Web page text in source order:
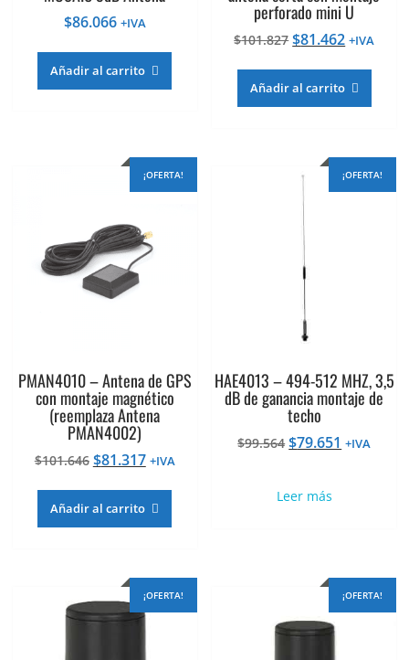
$86.066 +IVA
Añadir al carrito
perforado mini U
$101.827El
original
era:
$81.462El
actual
es:
+IVA
Añadir al carrito
¡OFERTA!
PMAN4010 – Antena de GPS
con montaje magnético
(reemplaza Antena
PMAN4002)
$101.646 El
original
era:
$81.317El
actual
es:
+IVA
Añadir al carrito
¡OFERTA!
HAE4013 – 494-512 MHZ, 3,5
dB de ganancia montaje de
techo
$99.564El
era:
$79.651 El
+IVA
Leer más
¡OFERTA! ¡OFERTA!